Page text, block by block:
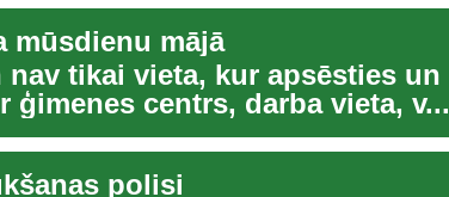
mūsdienu mājā
tikai vieta, kur apsēsties un
centrs, darba vieta, v...
polisi